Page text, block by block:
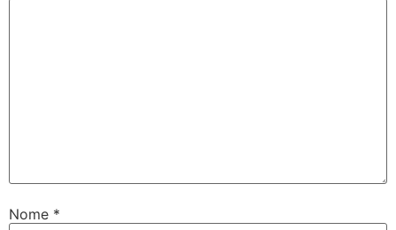
Nome *